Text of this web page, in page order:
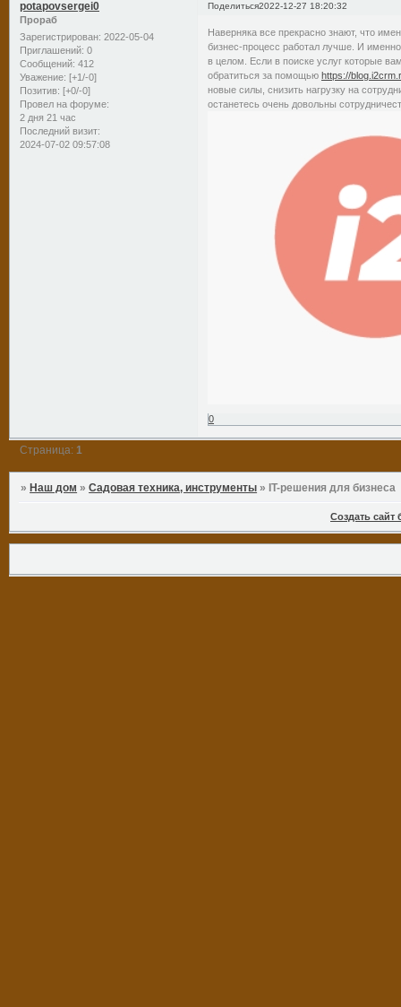
Поделиться2022-12-27 18:20:32
potapovsergei0
Прораб
Зарегистрирован: 2022-05-04
Приглашений: 0
Сообщений: 412
Уважение: [+1/-0]
Позитив: [+0/-0]
Провел на форуме:
2 дня 21 час
Последний визит:
2024-07-02 09:57:08
Наверняка все прекрасно знают, что
бизнес-процесс работал лучше. И
в целом. Если в поиске услуг которые
обратиться за помощьюhttps://
новые силы, снизить нагрузку на
останетесь очень довольны
0
Страница:1
» Наш дом »Садовая техника, инструменты » IT-решения для бизнеса
Создать сайт